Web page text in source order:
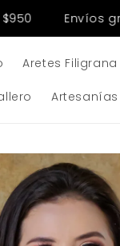
Envíos
Aretes Filigrana
Artesanías